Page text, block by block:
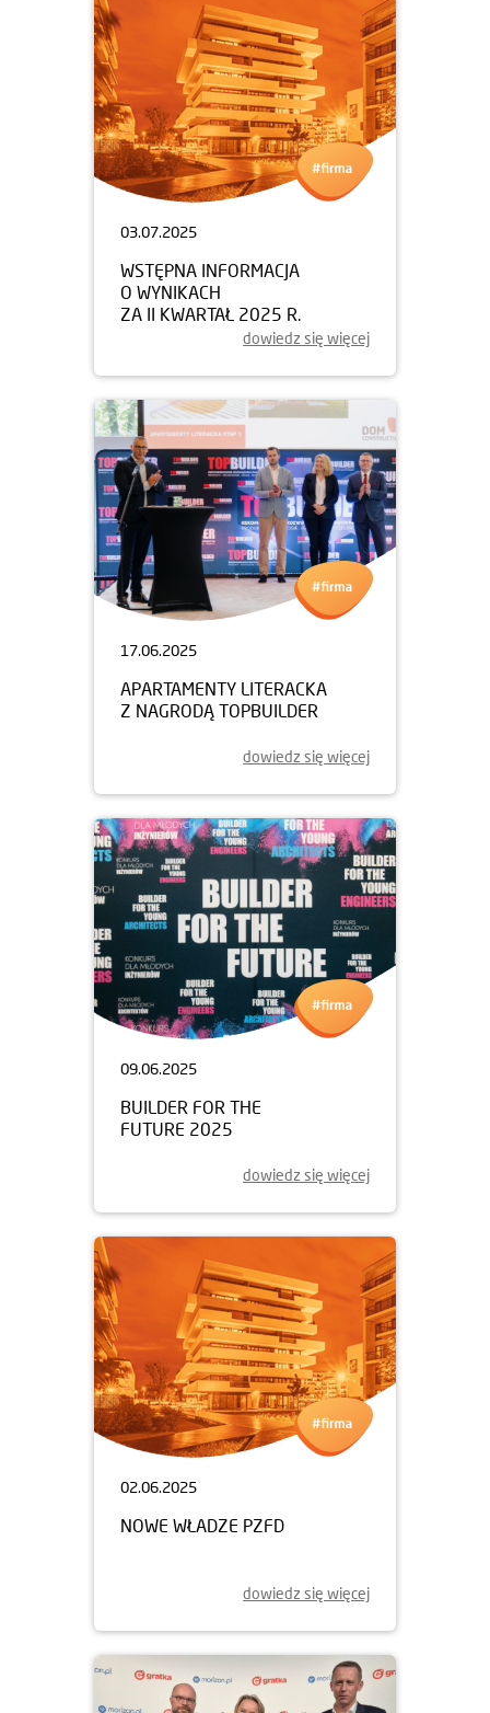
03.07.2025
WSTĘPNA INFORMACJA
O WYNIKACH
ZA II KWARTAŁ 2025 R.
dowiedz się więcej
17.06.2025
APARTAMENTY LITERACKA
Z NAGRODĄ TOPBUILDER
dowiedz się więcej
09.06.2025
BUILDER FOR THE
FUTURE 2025
dowiedz się więcej
02.06.2025
NOWE WŁADZE PZFD
dowiedz się więcej